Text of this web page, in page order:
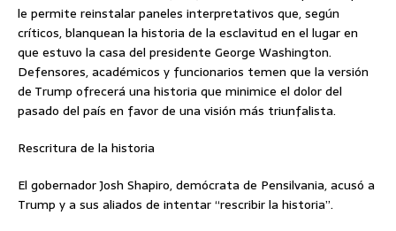
le permite reinstalar paneles interpretativos que, según
críticos, blanquean la historia de la esclavitud en el lugar en
que estuvo la casa del presidente George Washington.
Defensores, académicos y funcionarios temen que la versión
de Trump ofrecerá una historia que minimice el dolor del
pasado del país en favor de una visión más triunfalista.
Rescritura de la historia
El gobernador Josh Shapiro, demócrata de Pensilvania, acusó a
Trump y a sus aliados de intentar “rescribir la historia”.